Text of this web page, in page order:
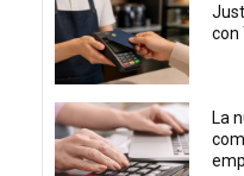
con
La